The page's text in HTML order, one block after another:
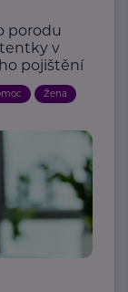
porodu
v
pojištění
Žena